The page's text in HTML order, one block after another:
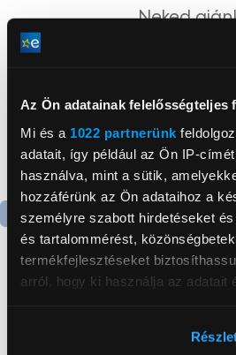
Az Ön adatainak felelősségteljes
Mi és a 1022 partnerünk
adatait, így például az Ön IP-
használva, mint a sütik,
hozzáférünk az Ön adataihoz a
személyre szabott hirdetéseket
és tartalommérést,
termékfejlesztéseket
arról, hogy ki használja az adatait
Neked
Termék adatlap